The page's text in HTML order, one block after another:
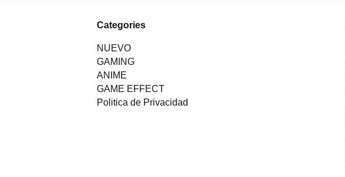
Categories
NUEVO
GAMING
ANIME
GAME EFFECT
Politica de Privacidad